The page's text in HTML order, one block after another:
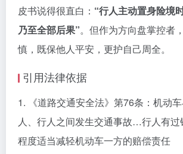
皮书说得很直白： “行人主动置身险境
乃至全部后果”。但作为方向盘掌控者
慎，既保他人平安，更护自己周全。
引用法律依据
1. 《道路交通安全法》第76条：机动
人、行人之间发生交通事故…行人有过
程度适当减轻机动车一方的赔偿责任